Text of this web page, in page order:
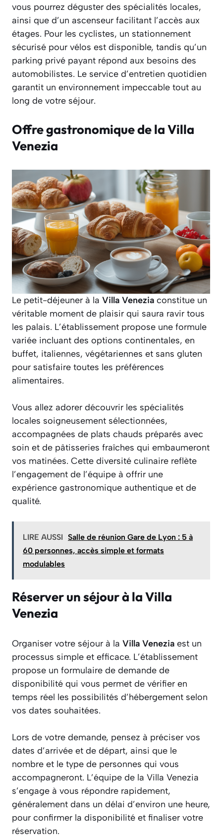
vous pourrez déguster des spécialités locales,
ainsi que d’un ascenseur facilitant l’accès aux
étages. Pour les cyclistes, un stationnement
sécurisé pour vélos est disponible, tandis qu’un
parking privé payant répond aux besoins des
automobilistes. Le service d’entretien quotidien
garantit un environnement impeccable tout au
long de votre séjour.
Offre gastronomique de la Villa
Venezia
Le petit-déjeuner à la Villa Venezia constitue un
véritable moment de plaisir qui saura ravir tous
les palais. L’établissement propose une formule
variée incluant des options continentales, en
buffet, italiennes, végétariennes et sans gluten
pour satisfaire toutes les préférences
alimentaires.
Vous allez adorer découvrir les spécialités
locales soigneusement sélectionnées,
accompagnées de plats chauds préparés avec
soin et de pâtisseries fraîches qui embaumeront
vos matinées. Cette diversité culinaire reflète
l’engagement de l’équipe à offrir une
expérience gastronomique authentique et de
qualité.
LIRE AUSSI Salle de réunion Gare de Lyon : 5 à
60 personnes, accès simple et formats
modulables
Réserver un séjour à la Villa
Venezia
Organiser votre séjour à la Villa Venezia est un
processus simple et efficace. L’établissement
propose un formulaire de demande de
disponibilité qui vous permet de vérifier en
temps réel les possibilités d’hébergement selon
vos dates souhaitées.
Lors de votre demande, pensez à préciser vos
dates d’arrivée et de départ, ainsi que le
nombre et le type de personnes qui vous
accompagneront. L’équipe de la Villa Venezia
s’engage à vous répondre rapidement,
généralement dans un délai d’environ une heure,
pour confirmer la disponibilité et finaliser votre
réservation.